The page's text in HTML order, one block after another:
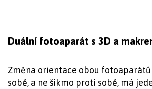
Duální fotoaparát s 3D a
Změna orientace obou
sobě, a ne šikmo proti sobě, má